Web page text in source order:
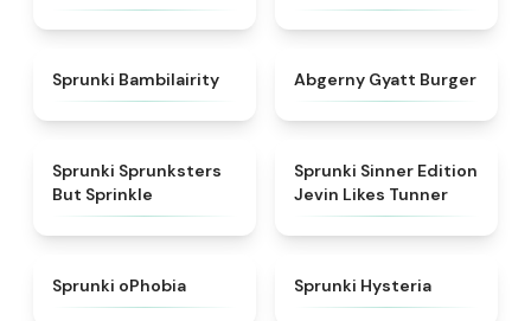
★
Sprunki Bambilairity Abgerny Gyatt Burger
Sprunki Sprunksters
But Sprinkle
★4.4
Sprunki Sinner Edition
Jevin Likes Tunner
Sprunki oPhobia Sprunki Hysteria